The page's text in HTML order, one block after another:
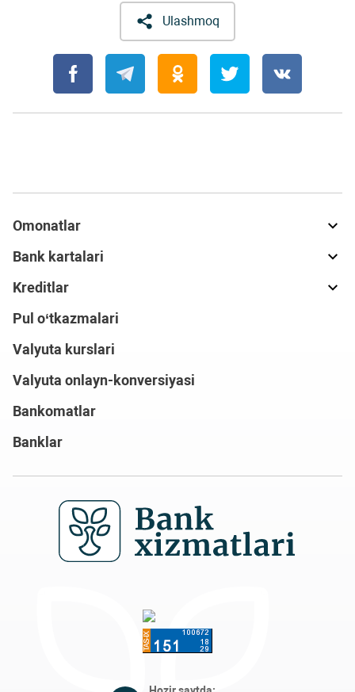
Ulashmoq
Omonatlar
Bank kartalari
Kreditlar
Pul o‘tkazmalari
Valyuta kurslari
Valyuta onlayn-konversiyasi
Bankomatlar
Banklar